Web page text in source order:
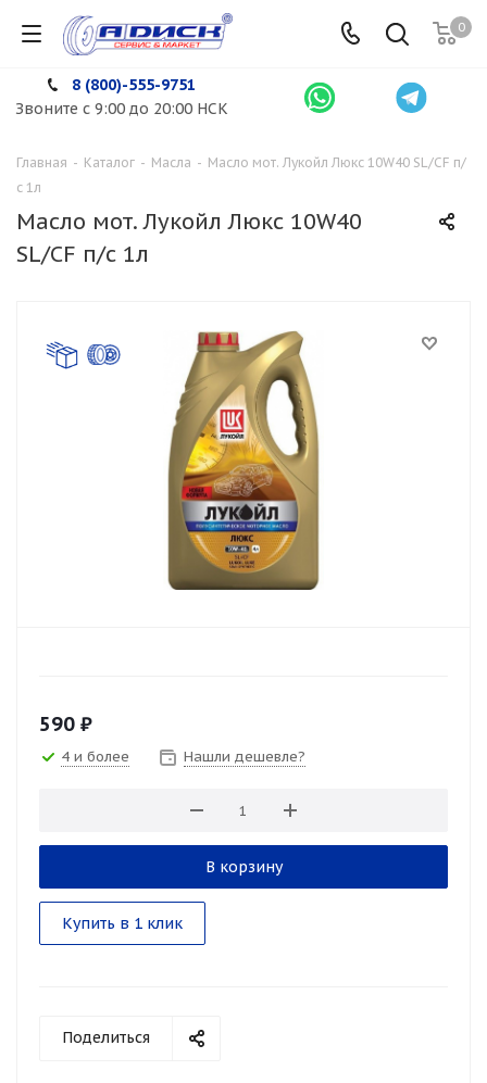
0
8 (800)-555-9751
Звоните с 9:00 до 20:00 НСК
Главная - Каталог - Масла - Масло мот. Лукойл Люкс 10W40 SL/CF п/
с 1л
Масло мот. Лукойл Люкс 10W40
SL/CF п/с 1л
590 ₽
4 и более Нашли дешевле?
В корзину
Купить в 1 клик
Поделиться